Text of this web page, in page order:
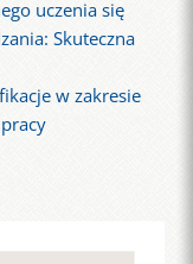
uczenia się
Skuteczna
w zakresie